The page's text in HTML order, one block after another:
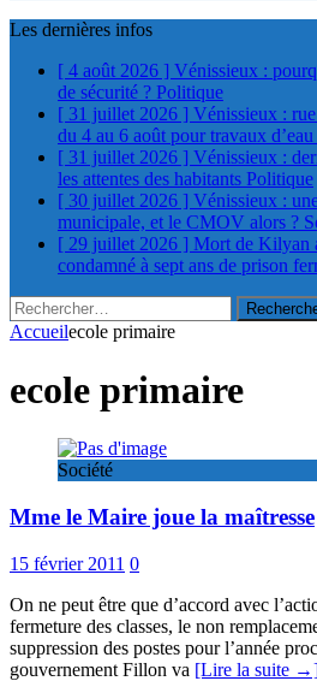
Les dernières infos
[ 4 août 2026 ] Vénissieux :
de sécurité ? Politique
[ 31 juillet 2026 ] Vénissieux :
du 4 au 6 août pour travaux
[ 31 juillet 2026 ] Vénissieux :
les attentes des habitants Politique
[ 30 juillet 2026 ] Vénissieux :
municipale, et le CMOV alors ?
[ 29 juillet 2026 ] Mort de Kilyan
condamné à sept ans de prison
Rechercher :
Accueilecole primaire
ecole primaire
Société
Mme le Maire joue la maîtresse
15 février 2011 0
On ne peut être que d’accord avec
fermeture des classes, le non
suppression des postes pour l’année
gouvernement Fillon va [Lire la suite